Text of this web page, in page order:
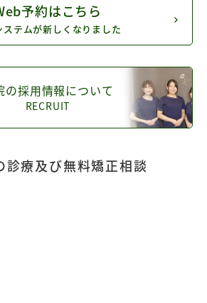
予約はこちら
ステムが新しくなりました
の採用情報について
RECRUIT
診療及び無料矯正相談